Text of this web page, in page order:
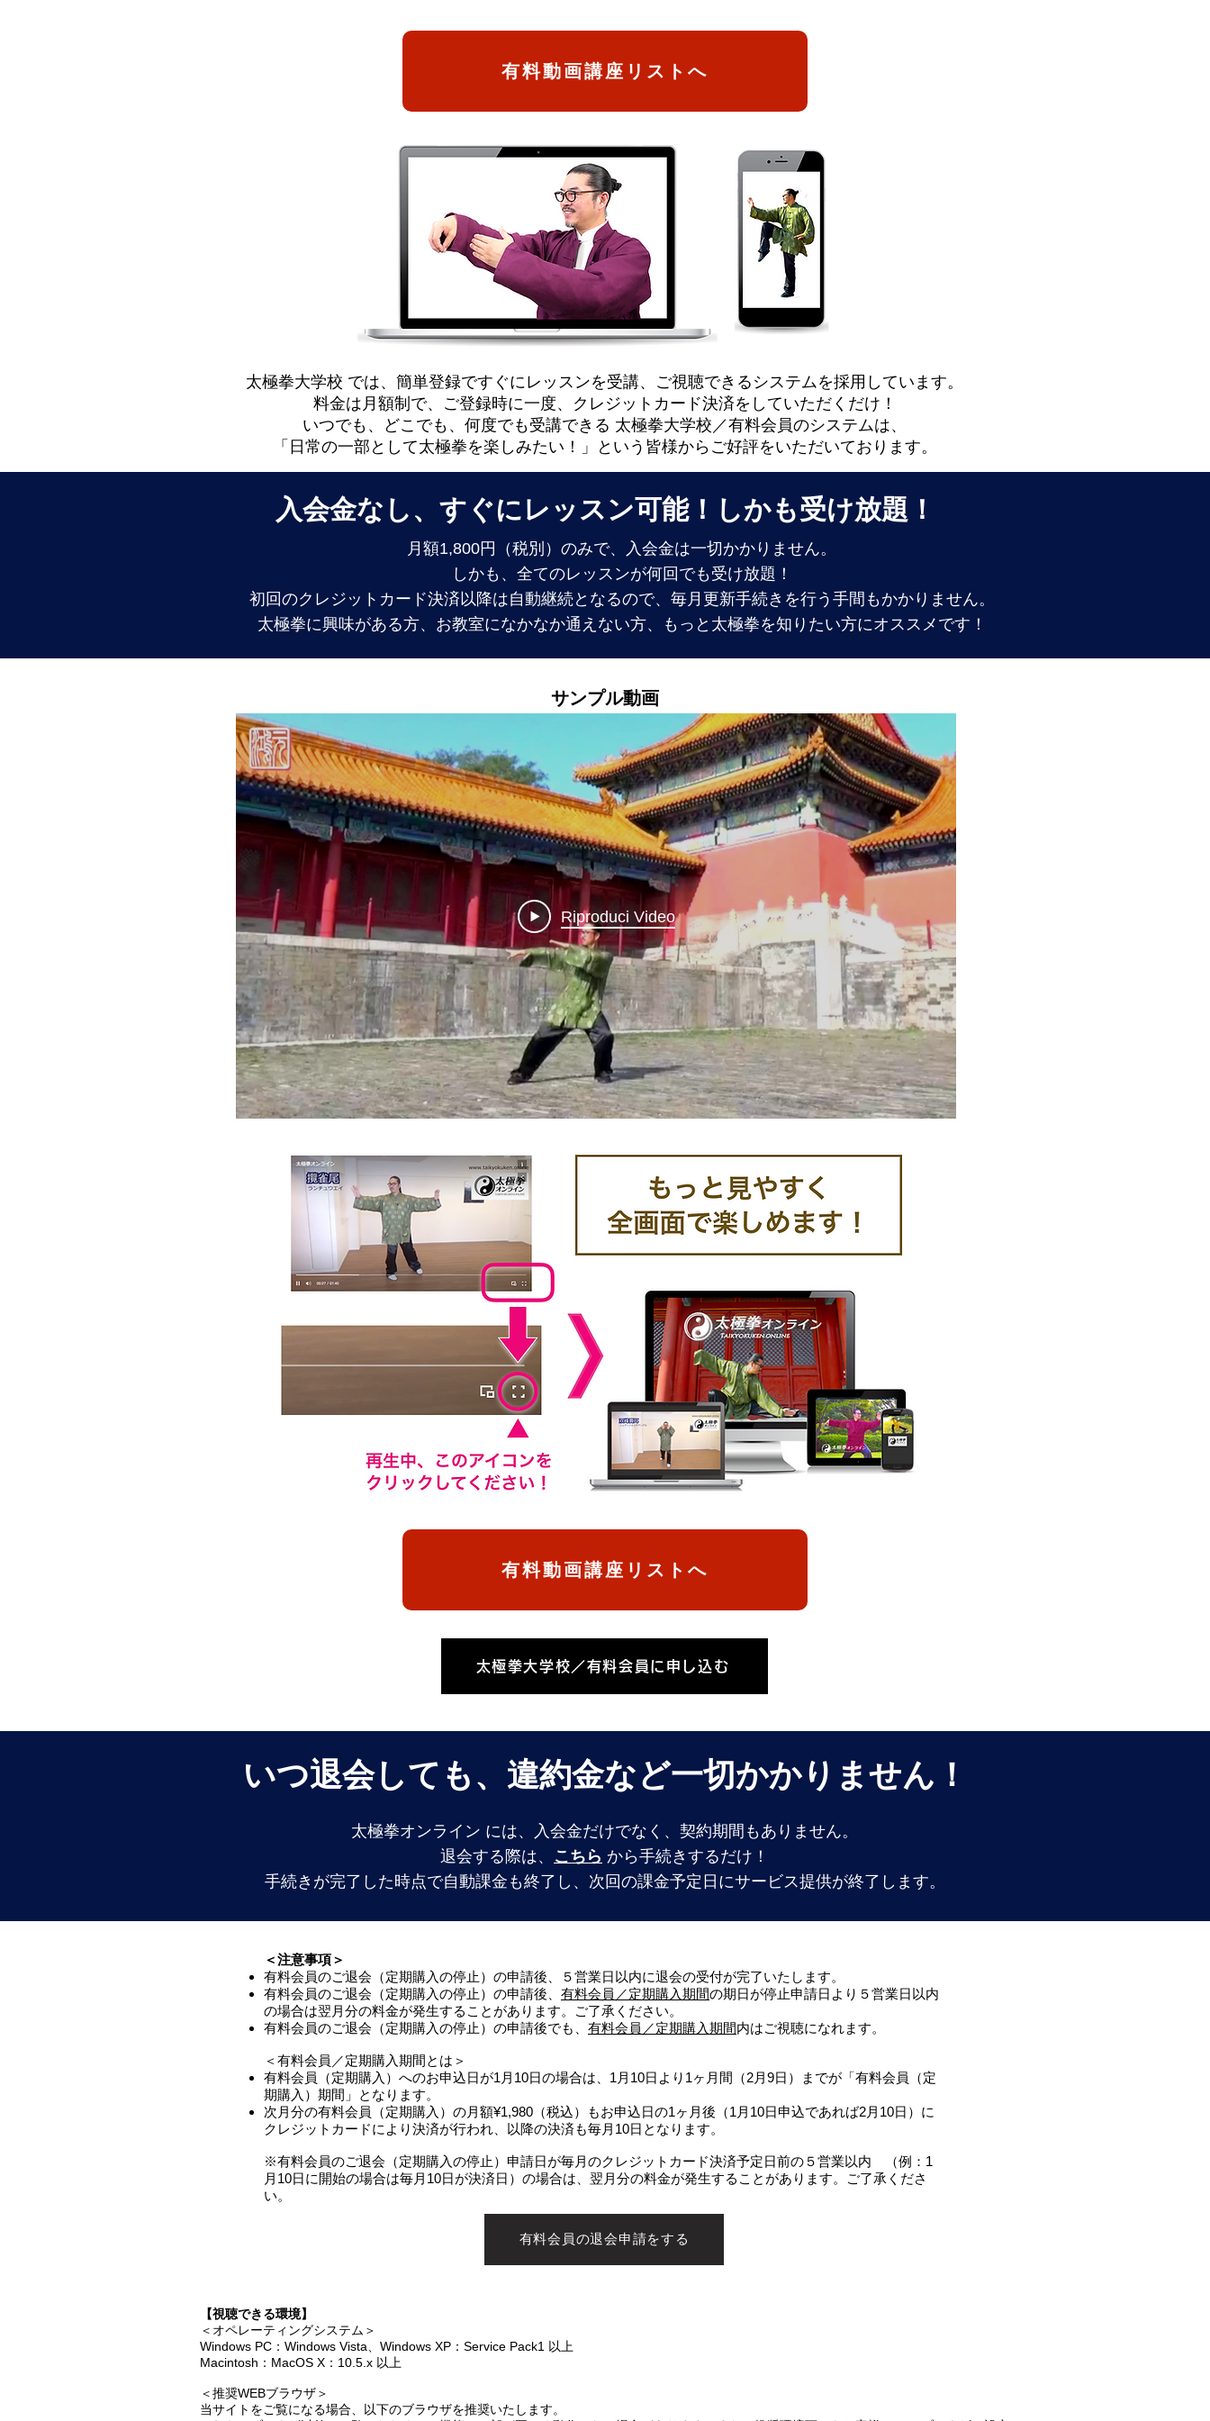
有料動画講座リストへ
太極拳大学校 では、簡単登録ですぐにレッスンを受講、ご視聴できるシステムを採用しています。
料金は月額制で、ご登録時に一度、クレジットカード決済をしていただくだけ！
いつでも、どこでも、何度でも受講できる 太極拳大学校／有料会員のシステムは、
「日常の一部として太極拳を楽しみたい！」という皆様からご好評をいただいております。
​入会金なし、すぐにレッスン可能！しかも受け放題！
月額1,800円（税別）のみで、入会金は一切かかりません。
しかも、全てのレッスンが何回でも受け放題！
初回のクレジットカード決済以降は自動継続となるので、 毎月更新手続きを行う手間もかかりません。
太極拳に興味がある方、お教室になかなか通えない方、もっと太極拳を知りたい方にオススメです！
サンプル動画
Riproduci Video
有料動画講座リストへ
太極拳大学校／有料会員に申し込む
いつ退会しても、違約金など一切かかりません！
太極拳オンライン には、入会金だけでなく、契約期間もありません。
退会する際は、 こちら から手続きするだけ！
手続きが完了した時点で自動課金も終了し、次回の課金予定日にサービス提供が終了します。
​＜注意事項＞
有料会員のご退会（定期購入の停止）の申請後、５営業日以内に退会の受付が完了いたします。
有料会員のご退会（定期購入の停止）の申請後、 有料会員／定期購入期間の期日が停止申請日より５営業日以内
の場合は翌月分の料金が発生することがあります。ご了承ください。
有料会員のご退会（定期購入の停止）の申請後でも、 有料会員／定期購入期間内はご視聴になれます。
＜有料会員／定期購入期間とは＞
有料会員（定期購入）へのお申込日が1月10日の場合は、1月10日より1ヶ月間（2月9日）までが「有料会員（定
期購入）期間」となります。
次月分の有料会員（定期購入）の月額¥1,980（税込）もお申込日の1ヶ月後（1月10日申込であれば2月10日）に
クレジットカードにより決済が行われ、以降の決済も毎月10日となります。
※有料会員のご退会（定期購入の停止）申請日が毎月のクレジットカード決済予定日前の５営業以内 （例：1
月10日に開始の場合は毎月10日が決済日）の場合は、翌月分の料金が発生することがあります。ご了承くださ
い。
有料会員の退会申請をする
【視聴できる環境】
＜オペレーティングシステム＞
Windows PC：Windows Vista、Windows XP：Service Pack1 以上
Macintosh：MacOS X：10.5.x 以上
＜推奨WEBブラウザ＞
当サイトをご覧になる場合、以下のブラウザを推奨いたします。